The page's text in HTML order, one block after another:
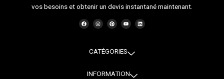
vos besoins et obtenir un devis instantané maintenant.
F
a
c
I
n
s
r
a
P
i
n
e
s
Y
o
u
e
L
i
n
CATÉGORIES
INFORMATION